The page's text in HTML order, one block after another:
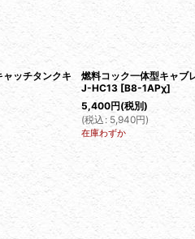
ッチタンクキ
燃料コック一体型キャ
J-HC13 [B8-1APχ]
5,400円(税別)
(税込 : 5,940円)
在庫わずか